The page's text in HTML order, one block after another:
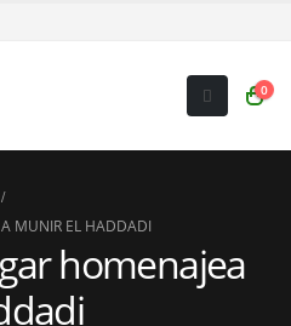
0
MUNIR EL HADDADI
homenajea